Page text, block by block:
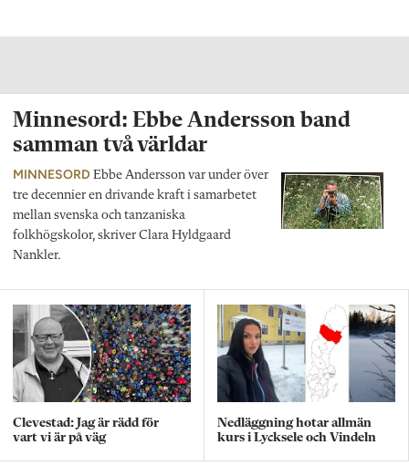
Minnesord: Ebbe Andersson band
samman två världar
MINNESORD Ebbe Andersson var under över
tre decennier en drivande kraft i samarbetet
mellan svenska och tanzaniska
folkhögskolor, skriver Clara Hyldgaard
Nankler.
Clevestad: Jag är rädd för
vart vi är på väg
Nedläggning hotar allmän
kurs i Lycksele och Vindeln